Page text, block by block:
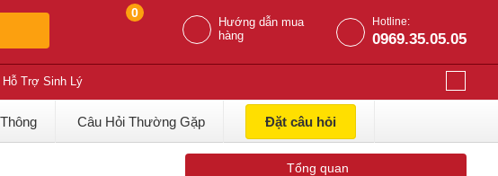
0
Hướng dẫn mua
hàng
Hotline:
0969.35.05.05
Hỗ Trợ Sinh Lý
Câu Hỏi Thường Gặp Đặt câu hỏi
Tổng quan